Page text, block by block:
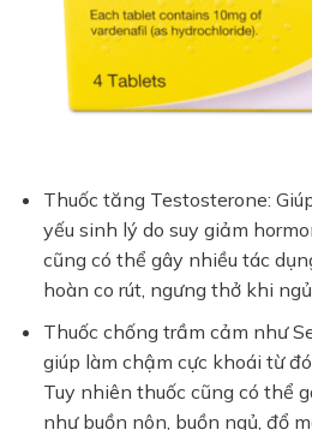
Thuốc tăng Testosterone:
yếu sinh lý do suy giảm
cũng có thể gây nhiều tác
hoàn co rút, ngưng thở khi
Thuốc chống trầm cảm như
giúp làm chậm cực khoái từ
Tuy nhiên thuốc cũng có thể
như buồn nôn, buồn ngủ, đổ